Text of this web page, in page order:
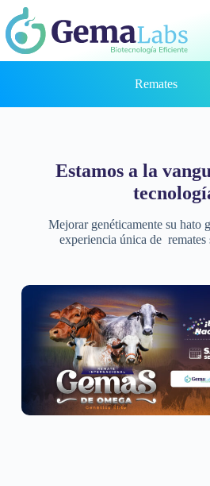
Saltar
contenido
Remates
Estamos a la
Mejorar genéticamente su hato
experiencia única de remates